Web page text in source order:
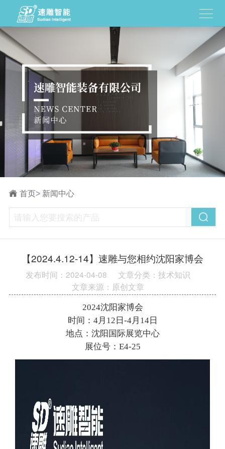
首页> 新闻中心
【2024.4.12-14】速雕与您相约沈阳家博会
发布时间：2024-04-08
文章分类：技术知识
文章来源：原创文章
2024沈阳家博会
时间：4月12日-4月14日
地点：沈阳国际展览中心
展位号：E4-25